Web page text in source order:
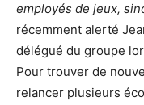
employés de jeux,
récemment alerté
délégué du groupe
Pour trouver de
relancer plusieurs